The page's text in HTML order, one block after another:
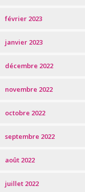
février 2023
janvier 2023
décembre 2022
novembre 2022
octobre 2022
septembre 2022
août 2022
juillet 2022